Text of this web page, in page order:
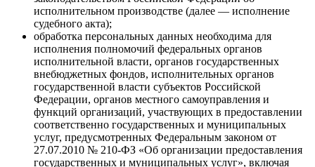
исполнительном производстве (далее — исполнение
судебного акта);
обработка персональных данных необходима для
исполнения полномочий федеральных органов
исполнительной власти, органов государственных
внебюджетных фондов, исполнительных органов
государственной власти субъектов Российской
Федерации, органов местного самоуправления и
функций организаций, участвующих в предоставлении
соответственно государственных и муниципальных
услуг, предусмотренных Федеральным законом от
27.07.2010 № 210-ФЗ «Об организации предоставления
государственных и муниципальных услуг», включая